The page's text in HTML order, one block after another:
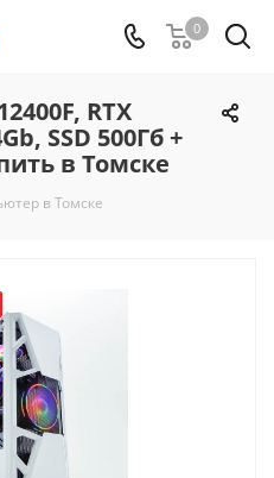
0
RTX
SSD 500Гб +
в Томске
в Томске